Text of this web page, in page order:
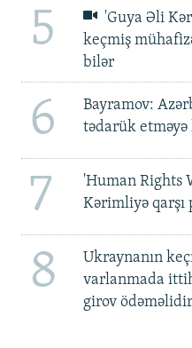
5
'Guya Əli
keçmiş
bilər
6
Bayramov:
tədarük etməyə
7
'Human Rights
Kərimliyə qarşı
8
Ukraynanın
varlanmada
girov ödəməlidir